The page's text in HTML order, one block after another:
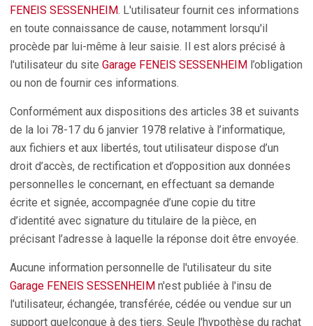
FENEIS SESSENHEIM. L'utilisateur fournit ces informations
en toute connaissance de cause, notamment lorsqu'il
procède par lui-même à leur saisie. Il est alors précisé à
l'utilisateur du siteGarage FENEIS SESSENHEIM l’obligation
ou non de fournir ces informations.
Conformément aux dispositions des articles 38 et suivants
de la loi 78-17 du 6 janvier 1978 relative à l’informatique,
aux fichiers et aux libertés, tout utilisateur dispose d’un
droit d’accès, de rectification et d’opposition aux données
personnelles le concernant, en effectuant sa demande
écrite et signée, accompagnée d’une copie du titre
d’identité avec signature du titulaire de la pièce, en
précisant l’adresse à laquelle la réponse doit être envoyée.
Aucune information personnelle de l'utilisateur du site
Garage FENEIS SESSENHEIM n'est publiée à l'insu de
l'utilisateur, échangée, transférée, cédée ou vendue sur un
support quelconque à des tiers. Seule l'hypothèse du rachat